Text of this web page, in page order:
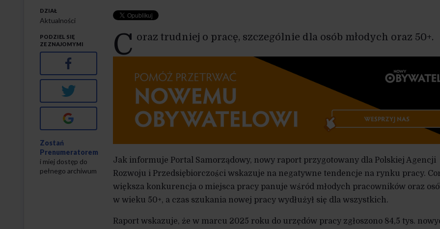
C oraz trudniej o pracę, szczególnie dla osób młodych oraz 50+.
Jak informuje Portal Samorządowy, nowy raport przygotowany dla Polskiej Agencji
Rozwoju i Przedsiębiorczości wskazuje na negatywne tendencje na rynku pracy.
większa konkurencja o miejsca pracy panuje wśród młodych pracowników oraz
w wieku 50+, a czas szukania nowej pracy wydłużył się dla wszystkich.
Raport wskazuje, że w marcu 2025 roku do urzędów pracy zgłoszono 84,5 tys.
DZIAŁ
Aktualności
PODZIEL SIĘ
ZE ZNAJOMYMI
Facebook
Twitter
Zostań
Prenumeratorem
i miej dostęp do
pełnego archiwum